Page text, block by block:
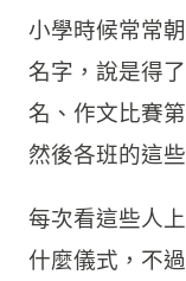
小學時候常常
名字，說是得
名、作文比賽
然後各班的這
每次看這些人
什麼儀式，不